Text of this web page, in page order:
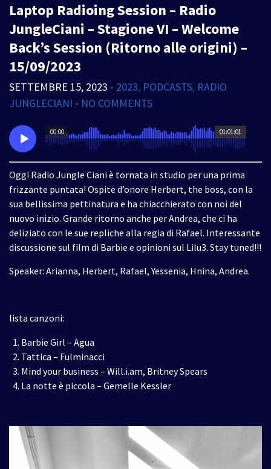
Laptop Radioing Session – Radio
JungleCiani – Stagione VI – Welcome
Back’s Session (Ritorno alle origini) –
15/09/2023
SETTEMBRE 15, 2023 • 2023, PODCASTS, RADIO
JUNGLECIANI • NO COMMENTS
01:01:01
00:00
Oggi Radio Jungle Ciani è tornata in studio per una prima
frizzante puntata! Ospite d’onore Herbert, the boss, con la
sua bellissima pettinatura e ha chiacchierato con noi del
nuovo inizio. Grande ritorno anche per Andrea, che ci ha
deliziato con le sue repliche alla regia di Rafael. Interessante
discussione sul film di Barbie e opinioni sul Lilu3. Stay tuned!!!
Speaker: Arianna, Herbert, Rafael, Yessenia, Hnina, Andrea.
lista canzoni:
Barbie Girl – Agua
Tattica – Fulminacci
Mind your business – Will.i.am, Britney Spears
La notte è piccola – Gemelle Kessler